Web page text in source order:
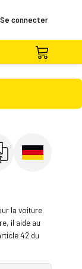
Se connecter
la voiture
il aide au
42 du